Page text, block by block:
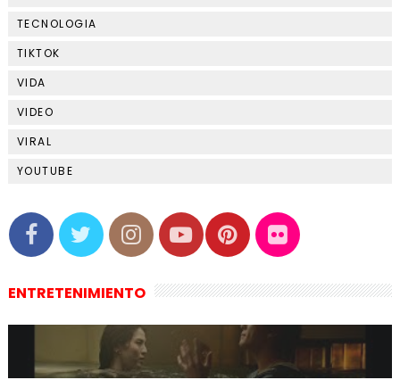
TECNOLOGIA
TIKTOK
VIDA
VIDEO
VIRAL
YOUTUBE
ENTRETENIMIENTO